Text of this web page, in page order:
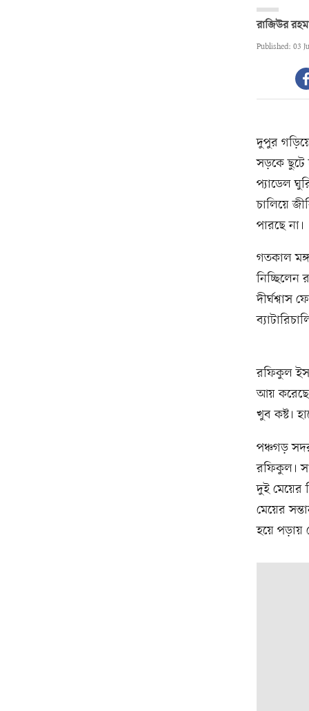
রাজিউর
Published: 03
দুপুর
সড়কে ছুটে
প্যাডেল
চালিয়ে
পারছে না।
গতকাল
রফিকুল
আয়
খুব কষ্ট।
পঞ্চগড়
রফিকুল।
দুই মেয়ের
মেয়ের
হয়ে পড়ায়